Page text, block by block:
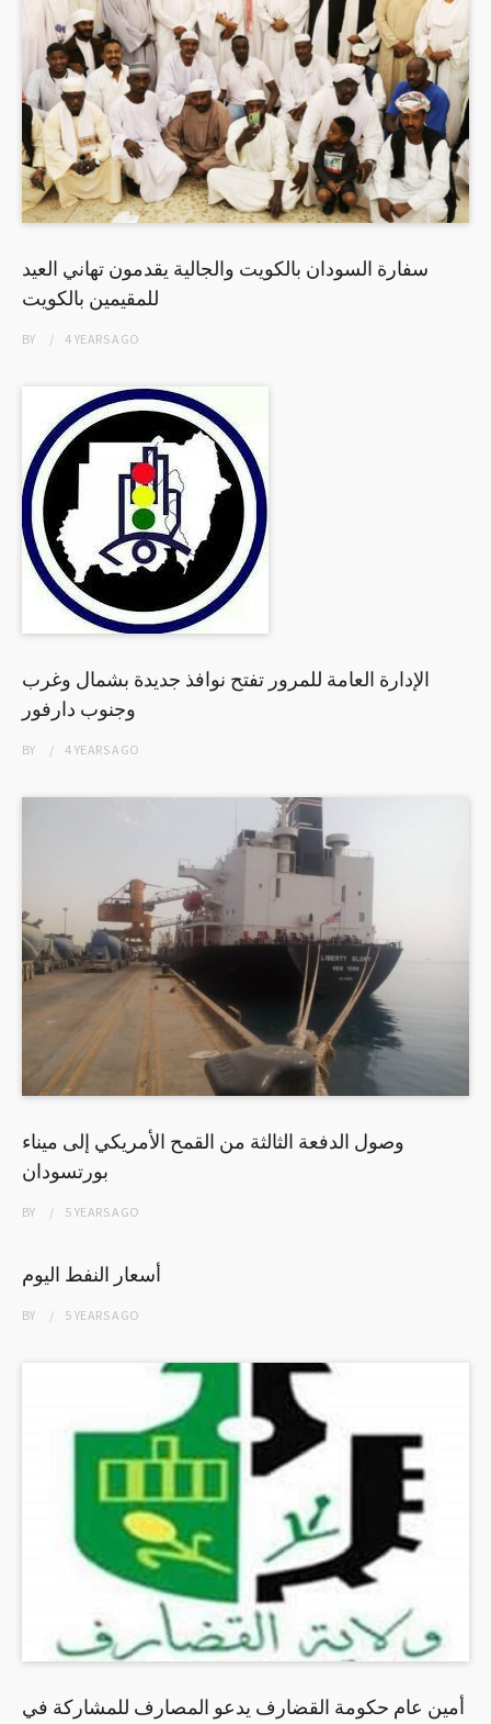
سفارة السودان بالكويت والجالية يقدمون تهاني العيد
للمقيمين بالكويت
BY 4 YEARSAGO
الإدارة العامة للمرور تفتح نوافذ جديدة بشمال وغرب
وجنوب دارفور
BY 4 YEARSAGO
وصول الدفعة الثالثة من القمح الأمريكي إلى ميناء
بورتسودان
BY 5 YEARSAGO
أسعار النفط اليوم
BY 5 YEARSAGO
أمين عام حكومة القضارف يدعو المصارف للمشاركة في